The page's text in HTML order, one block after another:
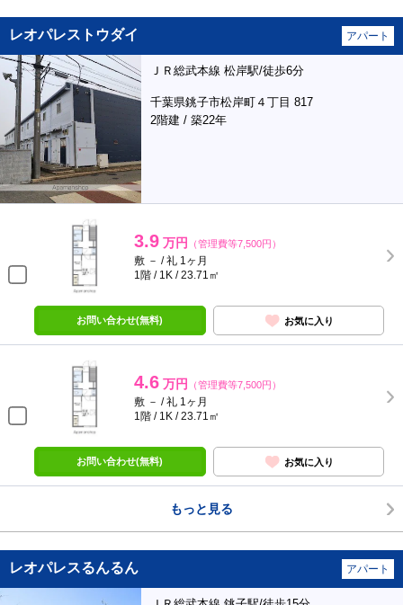
レオパレストウダイ アパート
ＪＲ総武本線 松岸駅/徒歩6分
千葉県銚子市松岸町４丁目 817
2階建 / 築22年
3.9 万円 （管理費等7,500円）
敷 － / 礼 1ヶ月
1階 / 1K / 23.71㎡
お問い合わせ(無料) お気に入り
4.6 万円 （管理費等7,500円）
敷 － / 礼 1ヶ月
1階 / 1K / 23.71㎡
お問い合わせ(無料) お気に入り
もっと見る
レオパレスるんるん アパート